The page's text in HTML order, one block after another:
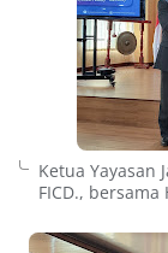
Ketua Yayasan
FICD.,